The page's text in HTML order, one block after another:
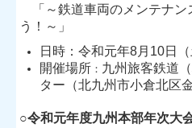
「～鉄道車両のメンテナン
う！～」
日時：令和元年8月10日
開催場所 ： 九州旅客鉄道
ター（北九州市小倉北区
○令和元年度九州本部年次大